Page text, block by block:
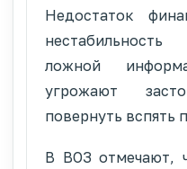
Недостаток
ложной
угрожают
повернуть вспять
В ВОЗ отмечают,